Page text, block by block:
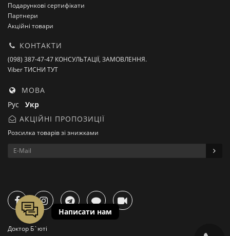
Подарункові сертифікати
Партнери
Акційні товари
КОНТАКТИ
(098) 387-47-47 КОНСУЛЬТАЦІЇ, ЗАМОВЛЕННЯ.
Viber ТИСНИ ТУТ
МОВА
Рус Укр
АКЦІЙНІ ПРОПОЗИЦІЇ
Розсилка товарів зі знижками
Доктор Б`юті